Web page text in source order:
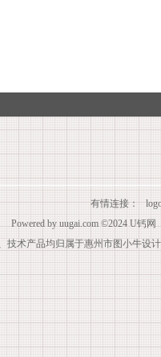
有情连接：
Powered byuugai.com©2024U钙网
技术产品均归属于惠州市图小牛设